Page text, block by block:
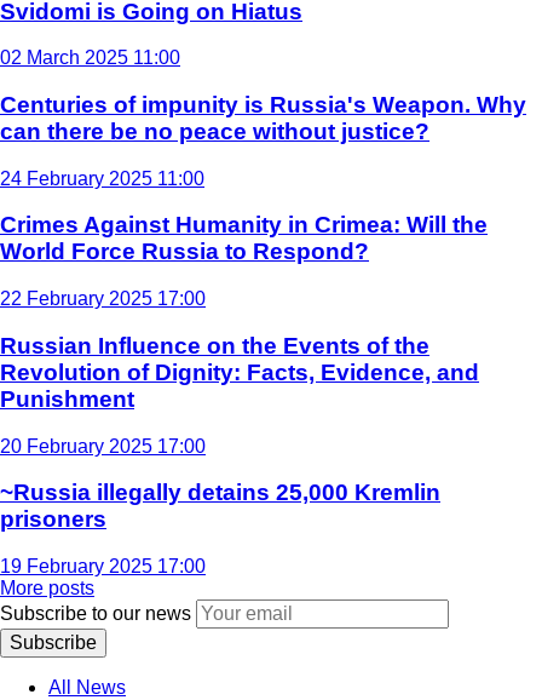
Svidomi is Going on Hiatus
02 March 2025 11:00
Centuries of impunity is Russia's Weapon. Why
can there be no peace without justice?
24 February 2025 11:00
Crimes Against Humanity in Crimea: Will the
World Force Russia to Respond?
22 February 2025 17:00
Russian Influence on the Events of the
Revolution of Dignity: Facts, Evidence, and
Punishment
20 February 2025 17:00
~Russia illegally detains 25,000 Kremlin
prisoners
19 February 2025 17:00
More posts
Subscribe to our news
Subscribe
All News